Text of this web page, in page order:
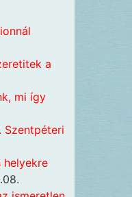
a
mi így
Szentpéteri
helyekre